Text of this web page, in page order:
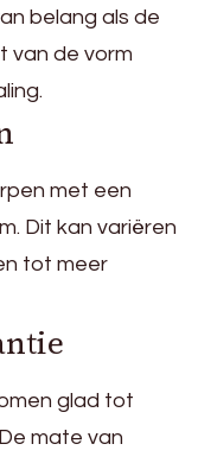
belang als de
van de vorm
met een
Dit kan variëren
tot meer
glad tot
mate van